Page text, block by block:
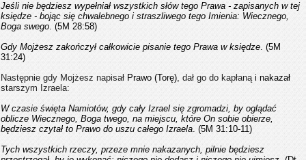
Jeśli nie będziesz wypełniał wszystkich słów tego Prawa - zapisanych w tej
księdze - bojąc się chwalebnego i straszliwego tego Imienia: Wiecznego,
Boga swego. (5M 28:58)
Gdy Mojżesz zakończył całkowicie pisanie tego Prawa w księdze. (5M
31:24)
Następnie gdy Mojżesz napisał Prawo (Torę), dał go do kapłanąi nakazał
starszym Izraela:
W czasie święta Namiotów, gdy cały Izrael się zgromadzi, by oglądać
oblicze Wiecznego, Boga twego, na miejscu, które On sobie obierze,
będziesz czytał to Prawo do uszu całego Izraela. (5M 31:10-11)
Tych wszystkich rzeczy, przeze mnie nakazanych, pilnie będziesz